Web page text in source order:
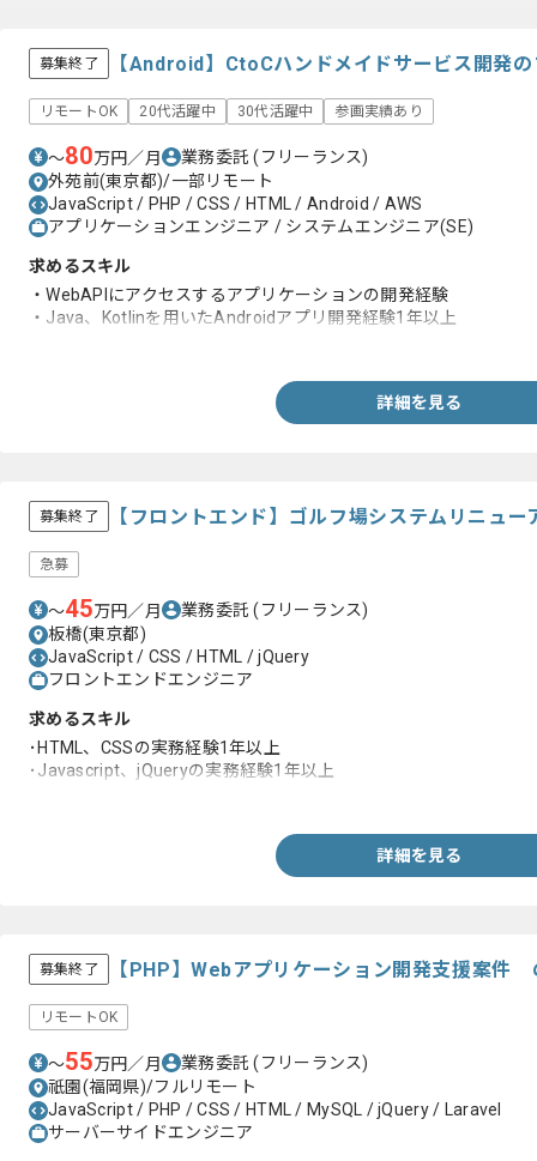
募集終了 【Android】CtoCハンドメイドサービス開発
リモートOK 20代活躍中 30代活躍中 参画実績あり
〜80万円／月 業務委託(フリーランス)
外苑前(東京都)/一部リモート
JavaScript / PHP / CSS / HTML / Android / AWS
アプリケーションエンジニア / システムエンジニア(SE)
求めるスキル
・WebAPIにアクセスするアプリケーションの開発経験
・Java、Kotlinを用いたAndroidアプリ開発経験1年以上
詳細を見る
募集終了 【フロントエンド】ゴルフ場システムリニュ
急募
〜45万円／月 業務委託(フリーランス)
板橋(東京都)
JavaScript / CSS / HTML / jQuery
フロントエンドエンジニア
求めるスキル
･HTML、CSSの実務経験1年以上
･Javascript、jQueryの実務経験1年以上
詳細を見る
募集終了 【PHP】Webアプリケーション開発支援案件
リモートOK
〜55万円／月 業務委託(フリーランス)
祇園(福岡県)/フルリモート
JavaScript / PHP / CSS / HTML / MySQL / jQuery / Laravel
サーバーサイドエンジニア